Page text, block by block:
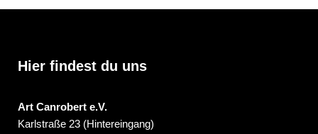
Hier findest du uns
Art Canrobert e.V.
Karlstraße 23 (Hintereingang)